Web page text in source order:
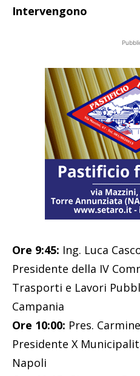
Intervengono
Ore 9:45: Ing. Luca
Presidente della IV
Trasporti e Lavori
Campania
Ore 10:00: Pres.
Presidente X
Napoli